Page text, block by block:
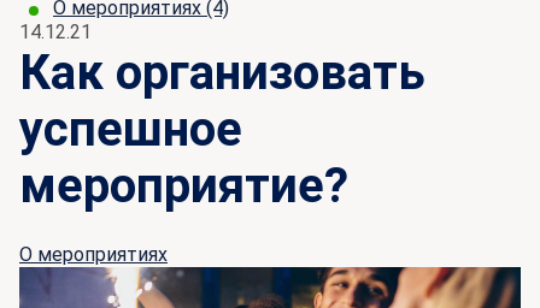
О мероприятиях (4)
14.12.21
Как организовать
успешное
мероприятие?
О мероприятиях